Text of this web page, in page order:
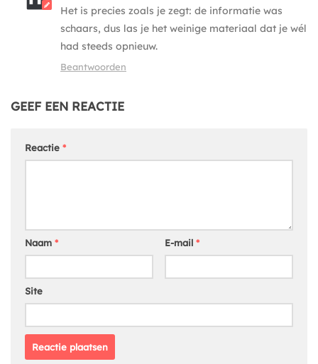
Het is precies zoals je zegt: de informatie was
schaars, dus las je het weinige materiaal dat je wél
had steeds opnieuw.
Beantwoorden
GEEF EEN REACTIE
Reactie *
Naam * E-mail *
Site